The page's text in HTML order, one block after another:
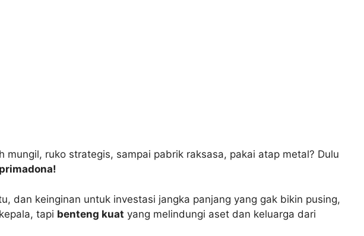
ruko strategis, sampai pabrik raksasa, pakai atap metal? Dulu
dan keinginan untuk investasi jangka panjang yang gak bikin pusing,
tapi benteng kuat yang melindungi aset dan keluarga dari